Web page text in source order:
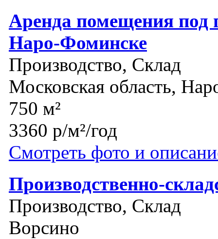
Аренда помещения под
Наро-Фоминске
Производство, Склад
Московская область,
750 м²
3360 р/м²/год
Смотреть фото и
Производственно-
Производство, Склад
Ворсино